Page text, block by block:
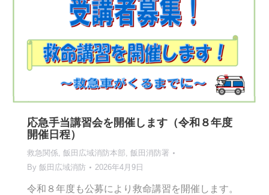
応急手当講習会を開催します（令和８年度
開催日程）
救急関係, 飯田広域消防本部, 飯田消防署
By 飯田広域消防 2026年4月9日
令和８年度も公募により救命講習を開催します。